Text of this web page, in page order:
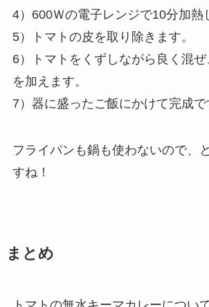
4）600Ｗの電子レンジで10分加熱
5）トマトの皮を取り除きます。
6）トマトをくずしながら良く混
を加えます。
7）器に盛ったご飯にかけて完成で
フライパンも鍋も使わないので、
すね！
まとめ